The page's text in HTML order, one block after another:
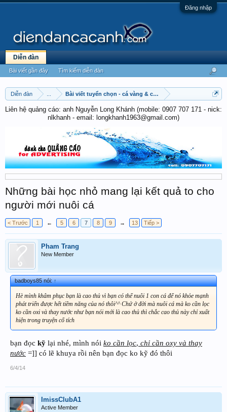
Đăng nhập
Diễn đàn Bài viết tuyển chọn - cá vàng & cá chép
Liên hệ quảng cáo: anh Nguyễn Long Khánh (mobile: 0907 707 171 - nick:
nlkhanh - email: longkhanh1963@gmail.com)
Những bài học nhỏ mang lại kết quả to cho
người mới nuôi cá
< Trước 1 ← 5 6 7 8 9 → 13 Tiếp >
Pham Trang
New Member
badboys85 nói:↑
Hè mình khâm phục bạn là cao thủ vì bạn có thể nuôi 1 con cá để nó khỏe mạnh
phát triển được hết tiềm năng của nó thôi^^ Chứ ở đời mà nuôi cá mà ko cần lọc
ko cần oxi và thay nước như bạn nói mới là cao thủ thì chắc cao thủ này chỉ xuất
hiện trong truyện cổ tích
bạn đọc kỹ lại nhé, mình nói ko cần lọc, chỉ cần oxy và thay
nước =]] có lẽ khuya rồi nên bạn đọc ko kỹ đó thôi
6/4/14
ImissClubA1
Active Member
Diễn đàn
Bài viết gần đây Tìm kiếm diễn đàn